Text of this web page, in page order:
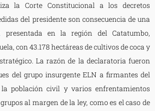
la Corte Constitucional a los decretos
del presidente son consecuencia de una
presentada en la región del Catatumbo,
con 43.178 hectáreas de cultivos de coca y
La razón de la declaratoria fueron
del grupo insurgente ELN a firmantes del
población civil y varios enfrentamientos
al margen de la ley, como es el caso de